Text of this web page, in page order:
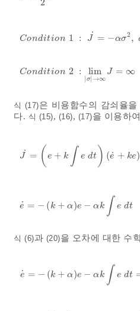
2
Condition 1 : J˙ = −ασ2 ,
Con d i n 1 : J˙=-ασ
Condition 2 : lim
| σ| →∞
J = ∞
Conditi on :lim σ→∞J=
식 (17)은 비용함수의 감쇠율
다. 식 (15), (16), (17)을 이용하
J˙ = ( e + k ∫ e dt ) (e
˙ + ke)
J˙= e +k ∫e dte
e
˙ = − ( k + α)e − αk ∫ e dt
e˙=-k+ αe -αk e d t
식 (6)과 (20)을 오차에 대한 수
e
˙ = − (k + α)e − αk ∫ e dt
e˙ =-k+α e-α k∫ e dt=